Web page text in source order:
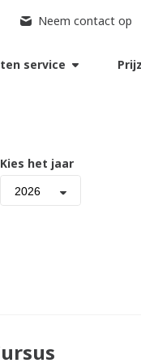
Neem contact op
service
Kies het jaar
2026